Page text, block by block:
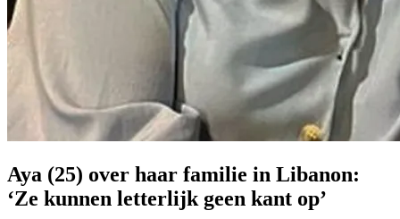
Aya (25) over haar familie in Libanon:
‘Ze kunnen letterlijk geen kant op’